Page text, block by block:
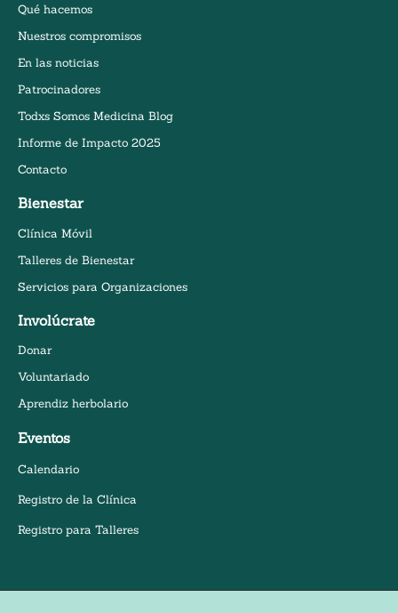
Qué hacemos
Nuestros compromisos
En las noticias
Patrocinadores
Todxs Somos Medicina Blog
Informe de Impacto 2025
Contacto
Bienestar
Clínica Móvil
Talleres de Bienestar
Servicios para Organizaciones
Involúcrate
Donar
Voluntariado
Aprendiz herbolario
Eventos
Calendario
Registro de la Clínica
Registro para Talleres